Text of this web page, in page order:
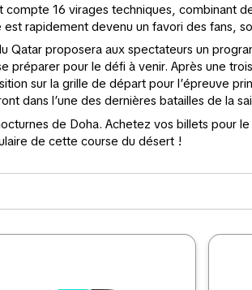
16 virages techniques, combinant
rapidement devenu un favori des fans,
Qatar proposera aux spectateurs un
préparer pour le défi à venir. Après une
sur la grille de départ pour l’épreuve
dans l’une des dernières batailles de la
de Doha. Achetez vos billets pour
de cette course du désert !